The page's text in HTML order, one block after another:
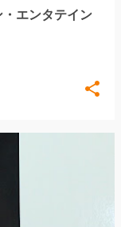
エンタテイン